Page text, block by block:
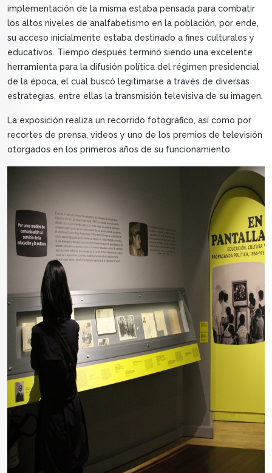
implementación de la misma estaba pensada para combatir
los altos niveles de analfabetismo en la población, por ende,
su acceso inicialmente estaba destinado a fines culturales y
educativos. Tiempo después terminó siendo una excelente
herramienta para la difusión política del régimen presidencial
de la época, el cual buscó legitimarse a través de diversas
estrategias, entre ellas la transmisión televisiva de su imagen.
La exposición realiza un recorrido fotográfico, así como por
recortes de prensa, videos y uno de los premios de televisión
otorgados en los primeros años de su funcionamiento.